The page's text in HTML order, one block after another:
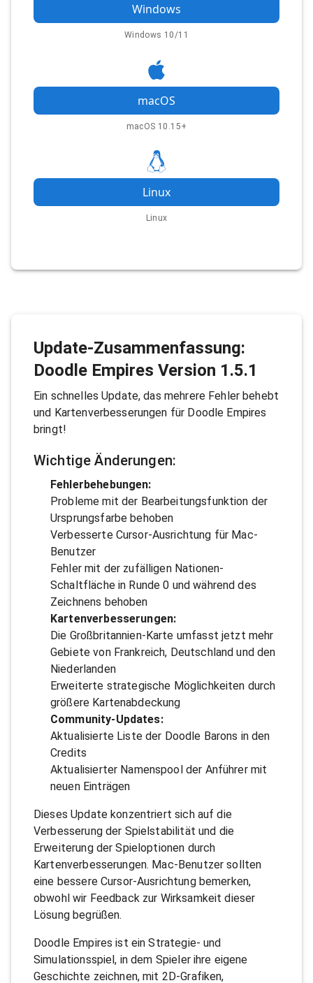
Windows
Windows 10/11
macOS
macOS 10.15+
Linux
Linux
Update-Zusammenfassung:
Doodle Empires Version 1.5.1
Ein schnelles Update, das mehrere Fehler behebt
und Kartenverbesserungen für Doodle Empires
bringt!
Wichtige Änderungen:
Fehlerbehebungen:
Probleme mit der Bearbeitungsfunktion der
Ursprungsfarbe behoben
Verbesserte Cursor-Ausrichtung für Mac-
Benutzer
Fehler mit der zufälligen Nationen-
Schaltfläche in Runde 0 und während des
Zeichnens behoben
Kartenverbesserungen:
Die Großbritannien-Karte umfasst jetzt mehr
Gebiete von Frankreich, Deutschland und den
Niederlanden
Erweiterte strategische Möglichkeiten durch
größere Kartenabdeckung
Community-Updates:
Aktualisierte Liste der Doodle Barons in den
Credits
Aktualisierter Namenspool der Anführer mit
neuen Einträgen
Dieses Update konzentriert sich auf die
Verbesserung der Spielstabilität und die
Erweiterung der Spieloptionen durch
Kartenverbesserungen. Mac-Benutzer sollten
eine bessere Cursor-Ausrichtung bemerken,
obwohl wir Feedback zur Wirksamkeit dieser
Lösung begrüßen.
Doodle Empires ist ein Strategie- und
Simulationsspiel, in dem Spieler ihre eigene
Geschichte zeichnen, mit 2D-Grafiken,